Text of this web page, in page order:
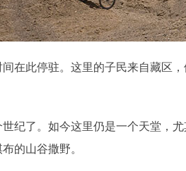
在此停驻。这里的子民来自藏区
纪了。如今这里仍是一个天堂，
的山谷撒野。